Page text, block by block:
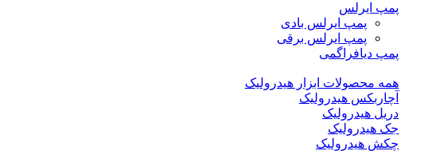
پمپ ایرلس
پمپ ایرلس بادی
پمپ ایرلس برقی
پمپ دیافراگمی
همه محصولات ابزار هیدرولیک
آچاربکس هیدرولیک
دریل هیدرولیک
جک هیدرولیک
چکش هیدرولیک